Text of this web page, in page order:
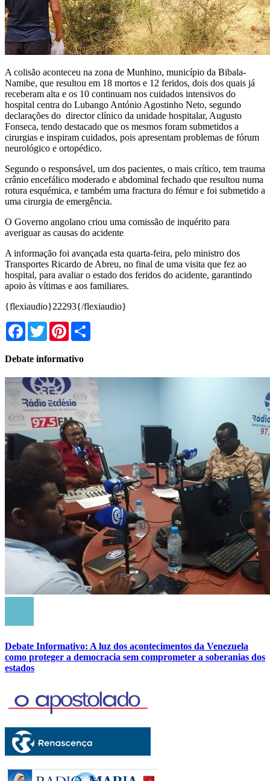
A colisão aconteceu na zona de Munhino, município da Bibala-
Namibe, que resultou em 18 mortos e 12 feridos, dois dos quais já
receberam alta e os 10 continuam nos cuidados intensivos do
hospital centra do Lubango António Agostinho Neto, segundo
declarações do director clínico da unidade hospitalar, Augusto
Fonseca, tendo destacado que os mesmos foram submetidos a
cirurgias e inspiram cuidados, pois apresentam problemas de fórum
neurológico e ortopédico.
Segundo o responsável, um dos pacientes, o mais crítico, tem trauma
crânio encefálico moderado e abdominal fechado que resultou numa
rotura esquémica, e também uma fractura do fémur e foi submetido a
uma cirurgia de emergência.
O Governo angolano criou uma comissão de inquérito para
averiguar as causas do acidente
A informação foi avançada esta quarta-feira, pelo ministro dos
Transportes Ricardo de Abreu, no final de uma visita que fez ao
hospital, para avaliar o estado dos feridos do acidente, garantindo
apoio às vítimas e aos familiares.
{flexiaudio}22293{/flexiaudio}
Facebook
TwitterPinterest
Debate informativo
Debate Informativo: A luz dos acontecimentos da Venezuela
como proteger a democracia sem comprometer a soberanias dos
estados